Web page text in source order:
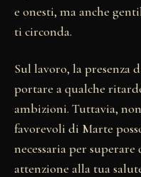
e onesti, ma anche
ti circonda.
Sul lavoro, la presenza
portare a qualche
ambizioni. Tuttavia,
favorevoli di Marte
necessaria per
attenzione alla tua